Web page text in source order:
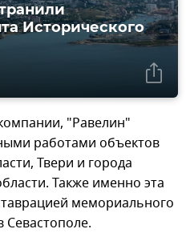
Исторического
"Равелин"
работами объектов
Твери и города
Также именно эта
мемориального
Севастополе.